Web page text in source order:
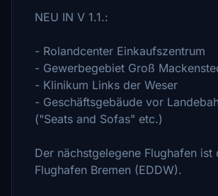
NEU IN V 1.1.:
- Rolandcenter Einkaufszentrum
- Gewerbegebiet Groß
- Klinikum Links der Weser
- Geschäftsgebäude vor
("Seats and Sofas" etc.)
Der nächstgelegene Flughafen ist
Flughafen Bremen (EDDW).